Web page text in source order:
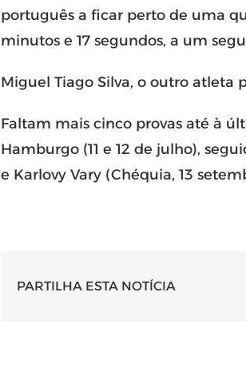
português a ficar perto de uma
minutos e 17 segundos, a um
Miguel Tiago Silva, o outro atleta
Faltam mais cinco provas até à
Hamburgo (11 e 12 de julho),
e Karlovy Vary (Chéquia, 13
PARTILHA ESTA NOTÍCIA